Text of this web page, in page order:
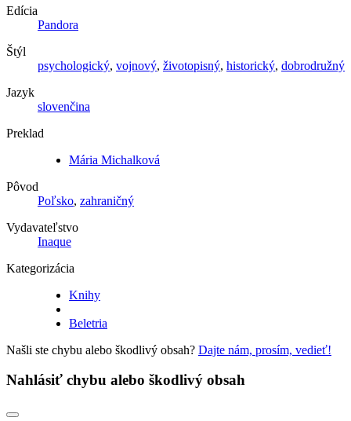
Edícia
Pandora
Štýl
psychologický, vojnový, životopisný, historický, dobrodružný
Jazyk
slovenčina
Preklad
Mária Michalková
Pôvod
Poľsko, zahraničný
Vydavateľstvo
Inaque
Kategorizácia
Knihy
Beletria
Našli ste chybu alebo škodlivý obsah? Dajte nám, prosím, vedieť!
Nahlásiť chybu alebo škodlivý obsah